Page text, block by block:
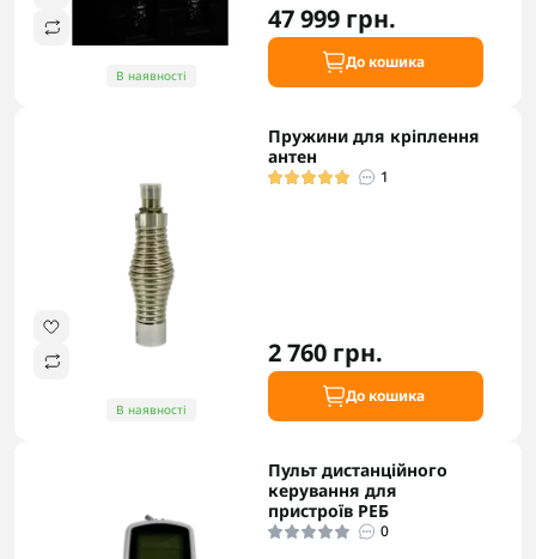
В наявності
47 999 грн.
До кошика
В наявності
Пружини для кріплення
антен
1
2 760 грн.
До кошика
Пульт дистанційного
керування для
пристроїв РЕБ
0